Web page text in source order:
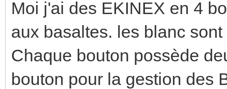
Moi j'ai des EKINEX en 4
aux basaltes. les blanc
Chaque bouton possède
bouton pour la gestion des